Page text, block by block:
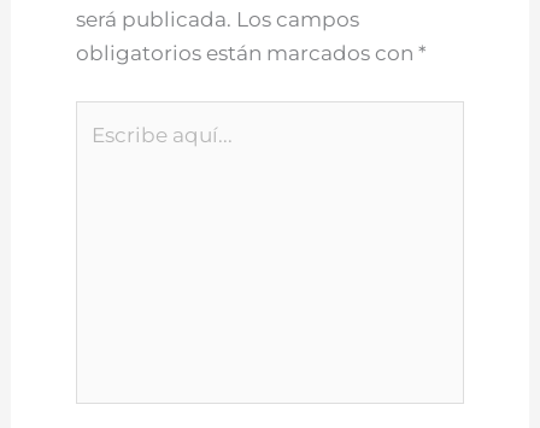
será publicada. Los campos
obligatorios están marcados con *
aquí...